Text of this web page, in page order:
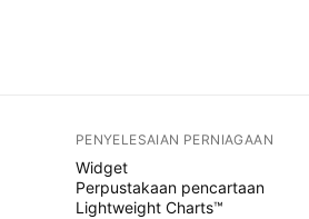
PENYELESAIAN PERNIAGAAN
Widget
Perpustakaan pencartaan
Lightweight Charts™